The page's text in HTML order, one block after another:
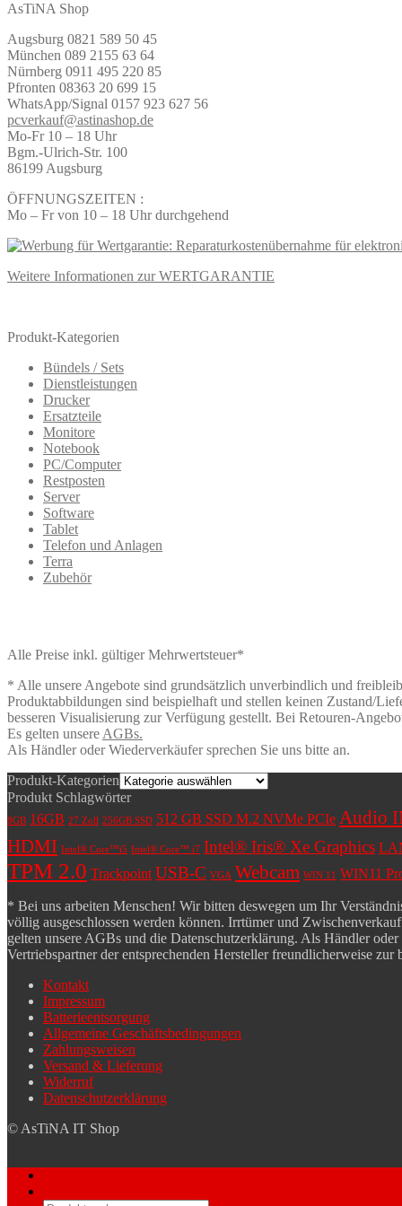
AsTiNA Shop
Augsburg 0821 589 50 45
München 089 2155 63 64
Nürnberg 0911 495 220 85
Pfronten 08363 20 699 15
WhatsApp/Signal 0157 923 627 56
pcverkauf@astinashop.de
Mo-Fr 10 – 18 Uhr
Bgm.-Ulrich-Str. 100
86199 Augsburg
ÖFFNUNGSZEITEN :
Mo – Fr von 10 – 18 Uhr durchgehend
Weitere Informationen zur WERTGARANTIE
Produkt-Kategorien
Bündels / Sets
Dienstleistungen
Drucker
Ersatzteile
Monitore
Notebook
PC/Computer
Restposten
Server
Software
Tablet
Telefon und Anlagen
Terra
Zubehör
Alle Preise inkl. gültiger Mehrwertsteuer*
* Alle unsere Angebote sind grundsätzlich unverbindlich und
Produktabbildungen sind beispielhaft und stellen keinen Zustand/
besseren Visualisierung zur Verfügung gestellt. Bei Retouren-
Es gelten unsereAGBs.
Als Händler oder Wiederverkäufer sprechen Sie uns bitte an.
Produkt-Kategorien
Produkt Schlagwörter
8GB 16GB 27 Zoll 256GB SSD 512 GB SSD M.2 NVMe PCIe Audio
HDMI Intel® Core™i5 Intel® Core™ i7 Intel® Iris® Xe Graphics
TPM 2.0 Trackpoint USB-C VGA Webcam WIN 11 WIN11
* Bei uns arbeiten Menschen! Wir bitten deswegen um Ihr
völlig ausgeschlossen werden können. Irrtümer und
gelten unsere AGBs und die Datenschutzerklärung. Als Händler
Vertriebspartner der entsprechenden Hersteller freundlicherweise
Kontakt
Impressum
Batterieentsorgung
Allgemeine Geschäftsbedingungen
Zahlungsweisen
Versand & Lieferung
Widerruf
Datenschutzerklärung
© AsTiNA IT Shop